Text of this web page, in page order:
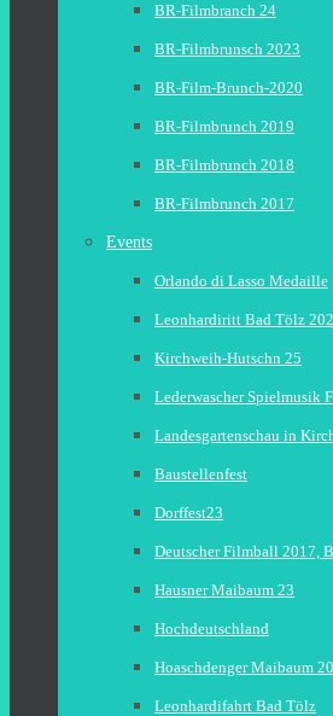
BR-Filmbranch 24
BR-Filmbrunsch 2023
BR-Film-Brunch-2020
BR-Filmbrunch 2019
BR-Filmbrunch 2018
BR-Filmbrunch 2017
Events
Orlando di Lasso Medaille
Leonhardiritt Bad Tölz
Kirchweih-Hutschn 25
Lederwascher Spielmusik
Landesgartenschau in
Baustellenfest
Dorffest23
Deutscher Filmball 2017,
Hausner Maibaum 23
Hochdeutschland
Hoaschdenger Maibaum
Leonhardifahrt Bad Tölz